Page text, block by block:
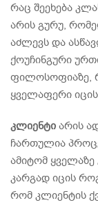
რაც შეეხება
არის გურუ,
აძლევს და
ქოუჩინგური
ფილოსოფიაზე,
ყველაფერი
კლიენტი არის
ჩართულია
ამიტომ ყველაზე
კარგად იცის
რომ კლიენტის